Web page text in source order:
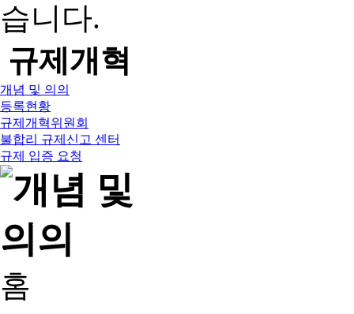
습니다.
규제개혁
개념 및 의의
등록현황
규제개혁위원회
불합리 규제신고 센터
규제 입증 요청
홈